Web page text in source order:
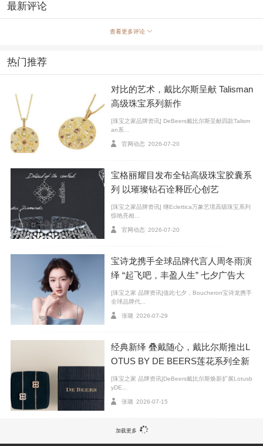
最新评论
查看更多评论
热门推荐
对比的艺术，戴比尔斯呈献 Talisman
高级珠宝系列新作
[珠宝之家品牌资讯] DeBeers戴比尔斯呈献四款Talism
an系...
官网动态 2026-07-20
宝格丽耀目发布全钻高级珠宝胶囊系
列 以璀璨钻石诠释匠心创艺
[珠宝之家品牌资讯] 继Eclettica万象艺境高级珠宝系列
惊艳亮相...
官网动态 2026-07-20
宝诗龙携手全球品牌代言人周冬雨演
绎 “起飞吧，丰盈人生” 七夕广告大
片
[珠宝之家 品牌资讯]值此七夕，Boucheron宝诗龙携手
全球品牌代...
张璐 2026-07-29
经典新绎 叠戴随心，戴比尔斯推出L
OTUS BY DE BEERS莲花系列全新
臻作
[珠宝之家 品牌资讯]DeBeers戴比尔斯焕新扩展Lotusb
yDE...
张璐 2026-07-15
加载更多